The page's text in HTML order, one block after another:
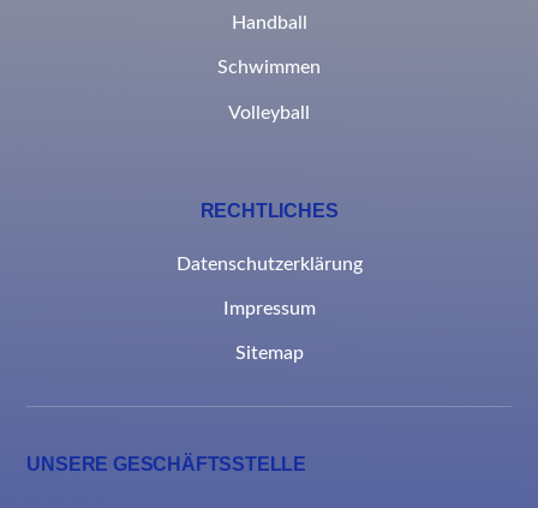
Handball
Schwimmen
Volleyball
RECHTLICHES
Datenschutzerklärung
Impressum
Sitemap
UNSERE GESCHÄFTSSTELLE